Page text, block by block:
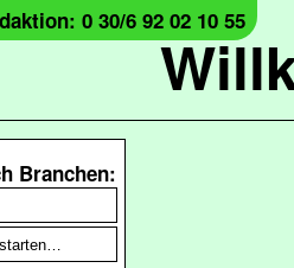
0 30/6 92 02 10 55
Branchen: